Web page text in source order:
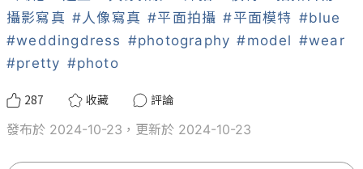
攝影寫真 #人像寫真 #平面拍攝 #平面模特 #blue
#weddingdress #photography #model #wear
#pretty #photo
287 收藏
評論
發布於 2024-10-23，更新於 2024-10-23